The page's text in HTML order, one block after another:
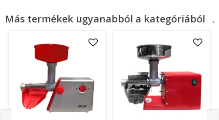
Más termékek ugyanabból a kategóriából